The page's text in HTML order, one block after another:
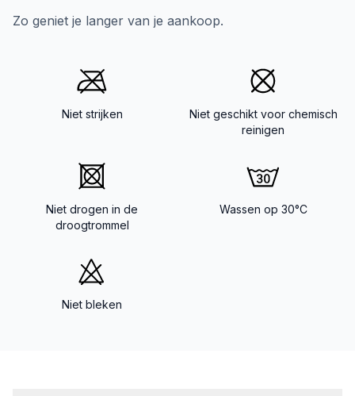
Zo geniet je langer van je aankoop.
Niet strijken
Niet geschikt voor chemisch
reinigen
Niet drogen in de
droogtrommel
Wassen op 30°C
Niet bleken